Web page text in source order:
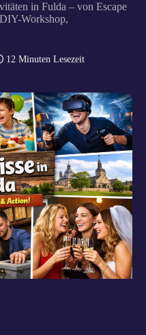
in Fulda – von Escape
Workshop,
12 Minuten Lesezeit